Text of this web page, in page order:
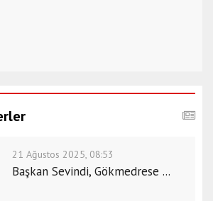
21 Ağustos 2025, 08:53
Başkan Sevindi, Gökmedrese ...